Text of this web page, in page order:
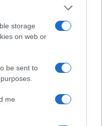
storage
on web or
be sent to
me